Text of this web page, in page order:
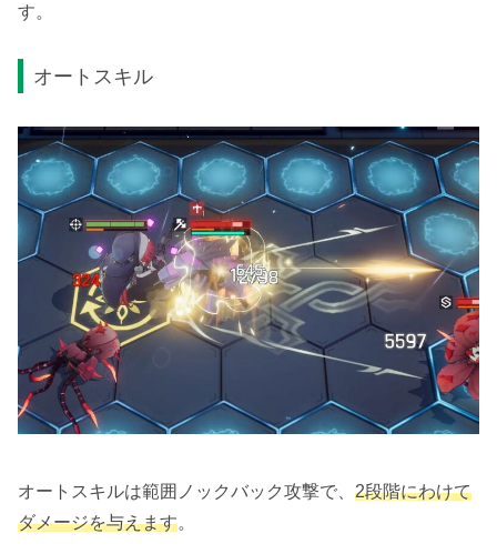
す。
オートスキル
オートスキルは範囲ノックバック攻撃で、 2段階にわけて
ダメージを与えます。